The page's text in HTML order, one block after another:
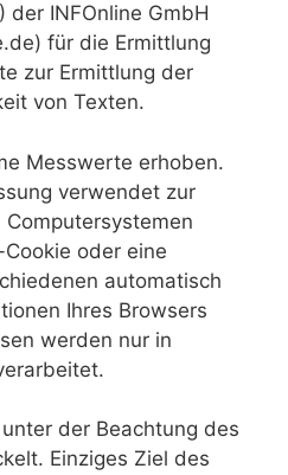
der INFOnline GmbH
für die Ermittlung
zur Ermittlung der
von Texten.
Messwerte erhoben.
verwendet zur
oder eine
automatisch
Ihres Browsers
werden nur in
der Beachtung des
Einziges Ziel des